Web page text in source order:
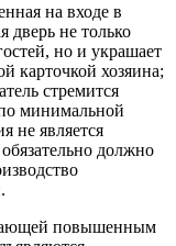
на входе в
дверь не только
но и украшает
карточкой хозяина;
стремится
минимальной
не является
должно
повышенным